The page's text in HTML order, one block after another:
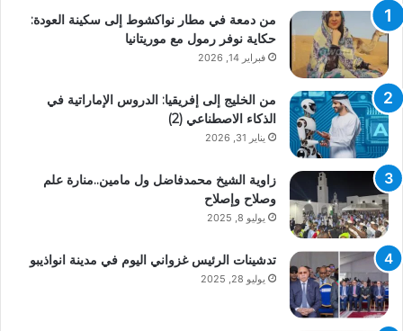
من دمعة في مطار نواكشوط إلى سكينة العودة:
حكاية نوفر رمول مع موريتانيا
فبراير 14, 2026
من الخليج إلى إفريقيا: الدروس الإماراتية في
الذكاء الاصطناعي (2)
يناير 31, 2026
زاوية الشيخ محمدفاضل ول مامين..منارة علم
وصلاح وإصلاح
يوليو 8, 2025
تدشينات الرئيس غزواني اليوم في مدينة انواذيبو
يوليو 28, 2025